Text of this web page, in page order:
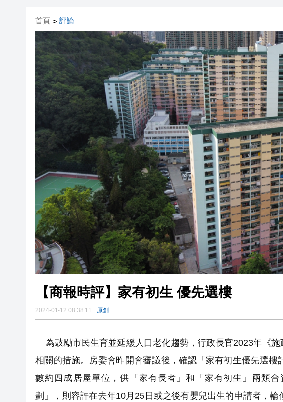
日本消費稅下調難解民眾生活壓力
美國在美洲建立軍事小圈子 阿根廷、巴拿馬等
國際現貨黃金價格重返4300美元關口
警方葵涌打擊非法街頭賭博 拘捕4名男女
首頁 > 評論
【商報時評】家有初生 優先選樓
2024-01-12 08:38:11 原創
為鼓勵市民生育並延緩人口老化趨勢，行政長官2023年《
相關的措施。房委會昨開會審議後，確認「家有初生優先選
數約四成居屋單位，供「家有長者」和「家有初生」兩類
劃」，則容許在去年10月25日或之後有嬰兒出生的申請者，